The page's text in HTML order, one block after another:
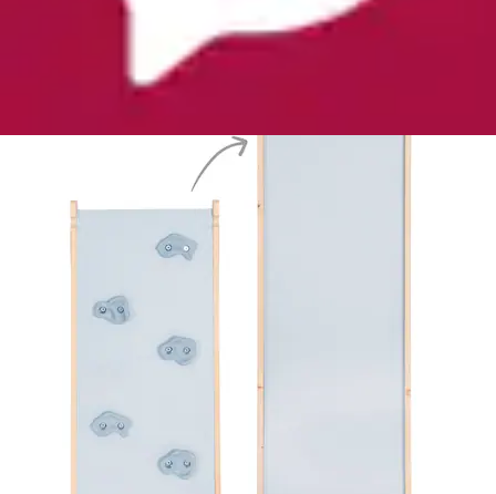
Rutsche »Rutschbrett für roba Kletterdreieck« für
roba Kletterdreieck und Spielturm
Ursprünglicher Preis
Aktueller Preis